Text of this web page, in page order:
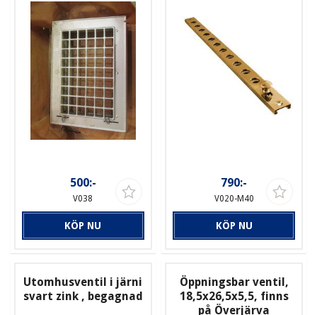
500:-
V038
KÖP NU
790:-
V020-M40
KÖP NU
Utomhusventil i järni
svart zink , begagnad
Öppningsbar ventil,
18,5x26,5x5,5, finns
på Överjärva